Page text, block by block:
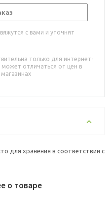
с вами и уточнят
только для интернет-
может отличаться от цен в
для хранения в соответствии с
о товаре